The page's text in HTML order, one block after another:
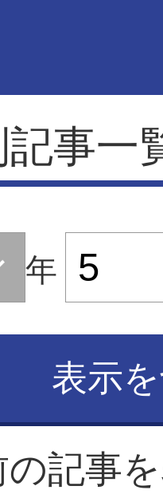
事一
年
表示
記事